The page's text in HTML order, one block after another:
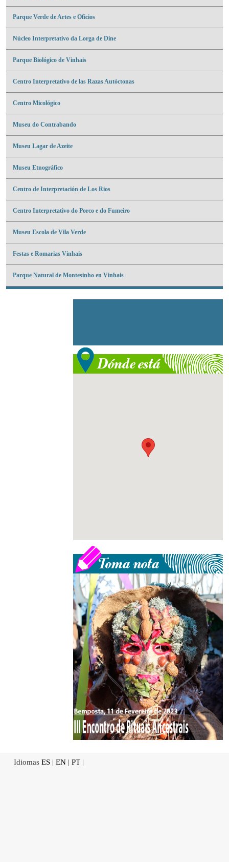
Parque Verde de Artes e Oficios
Núcleo Interpretativo da Lorga de Dine
Parque Biológico de Vinhais
Centro Interpretativo de las Razas Autóctonas
Centro Micológico
Museu do Contrabando
Museu Lagar de Azeite
Museu Etnográfico
Centro de Interpretación de Los Rios
Centro Interpretativo do Porco e do Fumeiro
Museu Escola de Vila Verde
Festas e Romarias Vinhais
Parque Natural de Montesinho en Vinhais
Idiomas ES | EN | PT |